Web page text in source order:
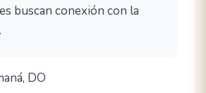
buscan conexión con la
DO